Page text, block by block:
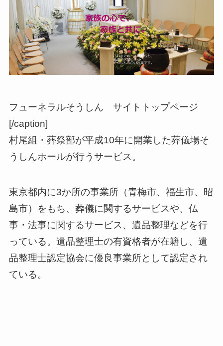
フューネラルそうしん サイトトップページ
[/caption]
村尾組・葬祭部が平成10年に開業した葬儀場そ
うしんホールが行うサービス。
東京都内に3か所の事業所（青梅市、福生市、昭
島市）をもち、葬儀に関するサービスや、仏
事・法事に関するサービス、遺品整理などを行
っている。遺品整理士の有資格者が在籍し、遺
品整理士認定協会に優良事業所として認定され
ている。